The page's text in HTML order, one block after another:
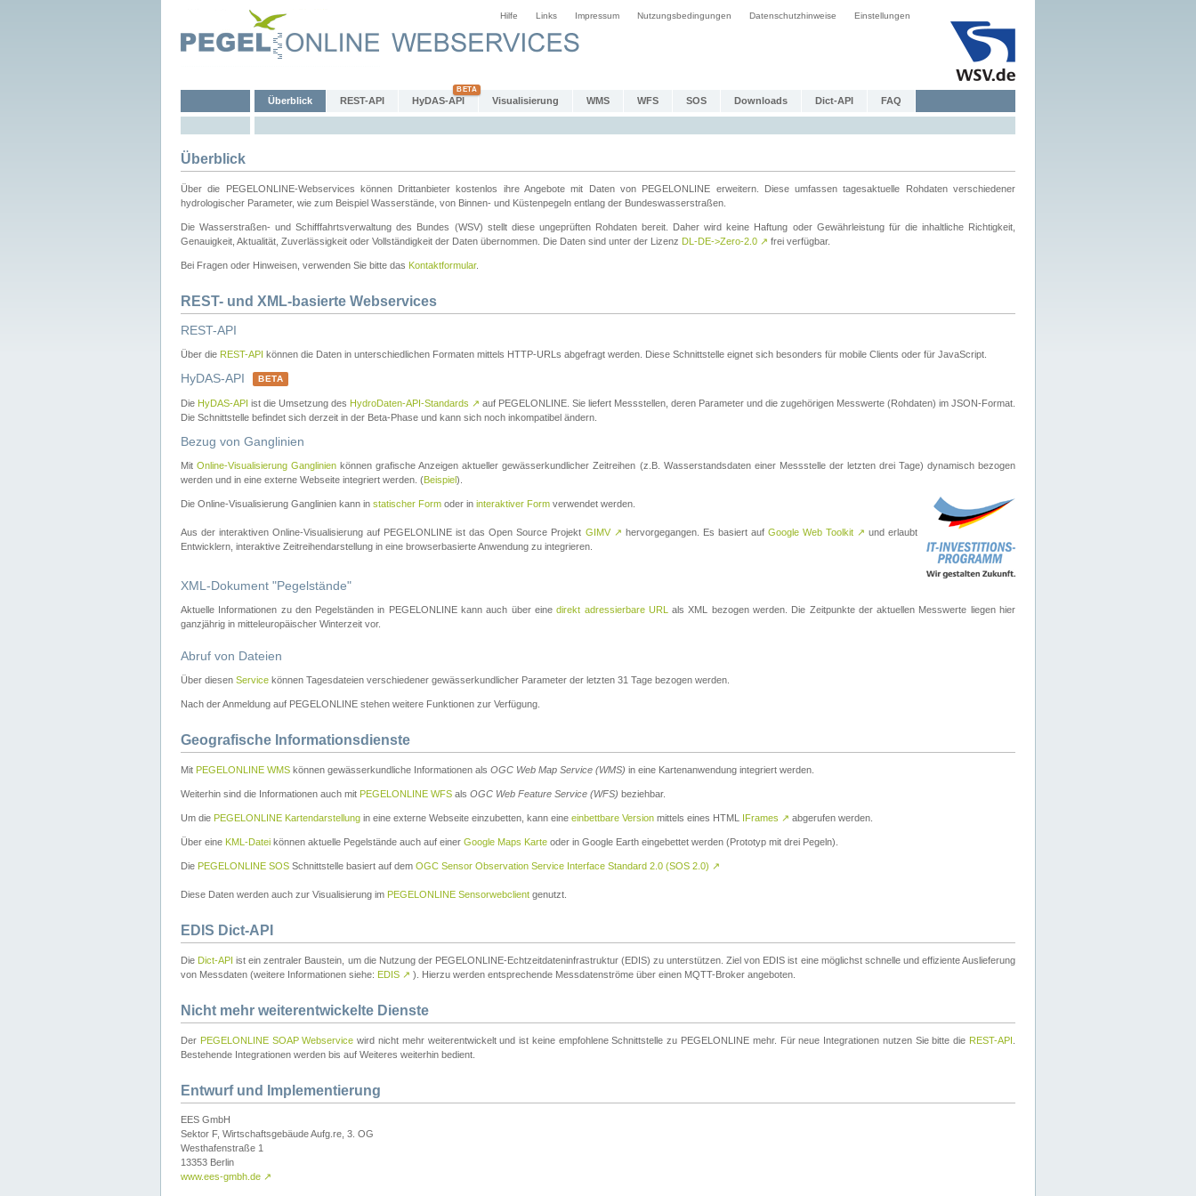
Hilfe Links Impressum Nutzungsbedingungen Datenschutzhinweise Einstellungen
Überblick REST-API HyDAS-API Visualisierung WMS WFS SOS Downloads Dict-API FAQ
Überblick
Über die PEGELONLINE-Webservices können Drittanbieter kostenlos ihre Angebote mit Daten von PEGELONLINE erweitern. Diese umfassen tagesaktuelle Rohdaten verschiedener
hydrologischer Parameter, wie zum Beispiel Wasserstände, von Binnen- und Küstenpegeln entlang der Bundeswasserstraßen.
Die Wasserstraßen- und Schifffahrtsverwaltung des Bundes (WSV) stellt diese ungeprüften Rohdaten bereit. Daher wird keine Haftung oder Gewährleistung für die inhaltliche Richtigkeit,
Genauigkeit, Aktualität, Zuverlässigkeit oder Vollständigkeit der Daten übernommen. Die Daten sind unter der Lizenz DL-DE->Zero-2.0 ↗ frei verfügbar.
Bei Fragen oder Hinweisen, verwenden Sie bitte das Kontaktformular.
REST- und XML-basierte Webservices
REST-API
Über die REST-API können die Daten in unterschiedlichen Formaten mittels HTTP-URLs abgefragt werden. Diese Schnittstelle eignet sich besonders für mobile Clients oder für JavaScript.
HyDAS-API BETA
Die HyDAS-API ist die Umsetzung des HydroDaten-API-Standards ↗ auf PEGELONLINE. Sie liefert Messstellen, deren Parameter und die zugehörigen Messwerte (Rohdaten) im JSON-Format.
Die Schnittstelle befindet sich derzeit in der Beta-Phase und kann sich noch inkompatibel ändern.
Bezug von Ganglinien
MitOnline-Visualisierung Ganglinien können grafische Anzeigen aktueller gewässerkundlicher Zeitreihen (z.B. Wasserstandsdaten einer Messstelle der letzten drei Tage) dynamisch bezogen
werden und in eine externe Webseite integriert werden. (Beispiel).
Die Online-Visualisierung Ganglinien kann in statischer Form oder in interaktiver Form verwendet werden.
Aus der interaktiven Online-Visualisierung auf PEGELONLINE ist das Open Source Projekt GIMV ↗ hervorgegangen. Es basiert auf Google Web Toolkit ↗ und erlaubt
Entwicklern, interaktive Zeitreihendarstellung in eine browserbasierte Anwendung zu integrieren.
XML-Dokument "Pegelstände"
Aktuelle Informationen zu den Pegelständen in PEGELONLINE kann auch über einedirekt adressierbare URL
als XML bezogen werden. Die Zeitpunkte der aktuellen Messwerte liegen hier
ganzjährig in mitteleuropäischer Winterzeit vor.
Abruf von Dateien
Über diesen Service können Tagesdateien verschiedener gewässerkundlicher Parameter der letzten 31 Tage bezogen werden.
Nach der Anmeldung auf PEGELONLINE stehen weitere Funktionen zur Verfügung.
Geografische Informationsdienste
Mit PEGELONLINE WMS können gewässerkundliche Informationen als OGC Web Map Service (WMS) in eine Kartenanwendung integriert werden.
Weiterhin sind die Informationen auch mit PEGELONLINE WFS als OGC Web Feature Service (WFS) beziehbar.
Um die PEGELONLINE Kartendarstellung in eine externe Webseite einzubetten, kann eine einbettbare Version mittels eines HTML IFrames ↗ abgerufen werden.
Über eine KML-Datei können aktuelle Pegelstände auch auf einer Google Maps Karte oder in Google Earth eingebettet werden (Prototyp mit drei Pegeln).
Die PEGELONLINE SOS Schnittstelle basiert auf dem OGC Sensor Observation Service Interface Standard 2.0 (SOS 2.0) ↗
Diese Daten werden auch zur Visualisierung im PEGELONLINE Sensorwebclient genutzt.
EDIS Dict-API
Die Dict-API ist ein zentraler Baustein, um die Nutzung der PEGELONLINE-Echtzeitdateninfrastruktur (EDIS) zu unterstützen. Ziel von EDIS ist eine möglichst schnelle und effiziente Auslieferung
von Messdaten (weitere Informationen siehe: EDIS ↗ ). Hierzu werden entsprechende Messdatenströme über einen MQTT-Broker angeboten.
Nicht mehr weiterentwickelte Dienste
Der PEGELONLINE SOAP Webservice wird nicht mehr weiterentwickelt und ist keine empfohlene Schnittstelle zu PEGELONLINE mehr. Für neue Integrationen nutzen Sie bitte die REST-API
Bestehende Integrationen werden bis auf Weiteres weiterhin bedient.
Entwurf und Implementierung
EES GmbH
Sektor F, Wirtschaftsgebäude Aufg.re, 3. OG
Westhafenstraße 1
13353 Berlin
www.ees-gmbh.de ↗